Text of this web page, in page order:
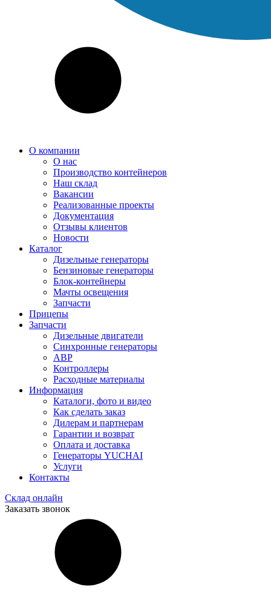
О компании
О нас
Производство контейнеров
Наш склад
Вакансии
Реализованные проекты
Документация
Отзывы клиентов
Новости
Каталог
Дизельные генераторы
Бензиновые генераторы
Блок-контейнеры
Мачты освещения
Запчасти
Прицепы
Запчасти
Дизельные двигатели
Синхронные генераторы
АВР
Контроллеры
Расходные материалы
Информация
Каталоги, фото и видео
Как сделать заказ
Дилерам и партнерам
Гарантии и возврат
Оплата и доставка
Генераторы YUCHAI
Услуги
Контакты
Склад онлайн
Заказать звонок